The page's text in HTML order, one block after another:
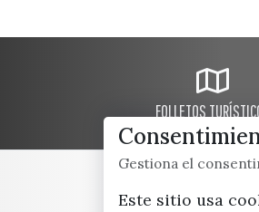
FOLLETOS
Gestiona el
Este sitio usa